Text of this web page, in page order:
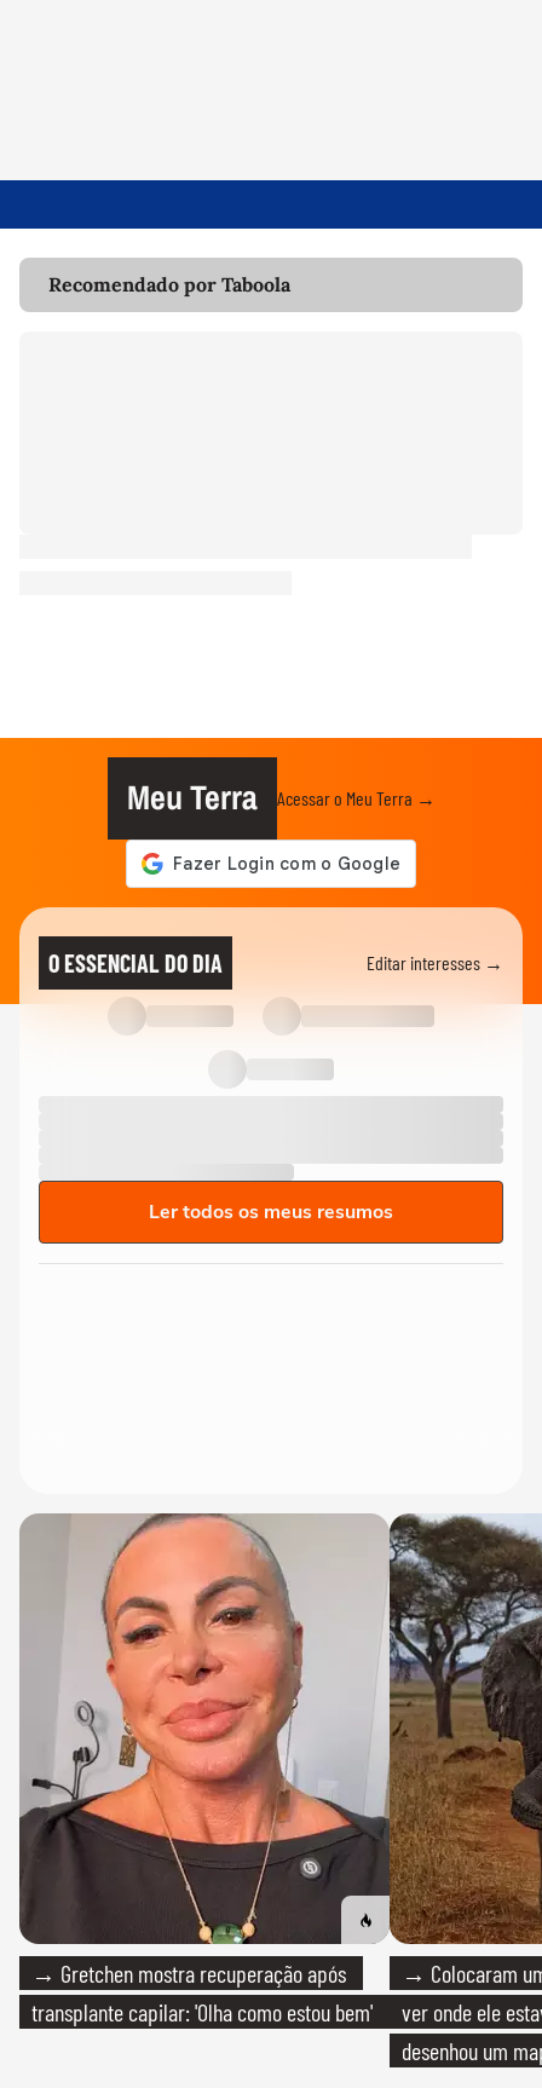
Recomendado por Taboola
Meu Terra Acessar o Meu Terra →
O ESSENCIAL DO DIA Editar interesses →
Ler todos os meus resumos
→ Gretchen mostra recuperação após
transplante capilar: 'Olha como estou bem'
→ Colocaram
ver onde ele
desenhou um